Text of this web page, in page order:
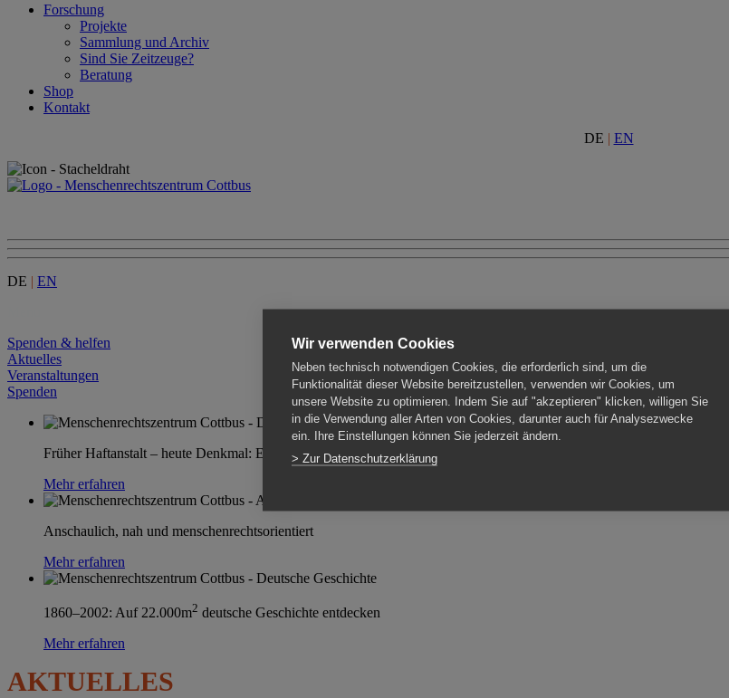
Forschung
Projekte
Sammlung und Archiv
Sind Sie Zeitzeuge?
Beratung
Shop
Kontakt
DE | EN
DE | EN
Spenden & helfen
Aktuelles
Veranstaltungen
Spenden
Früher Haftanstalt – heute Denkmal: Einen Ort im Wandel erleben
Mehr erfahren
Anschaulich, nah und menschenrechtsorientiert
Mehr erfahren
1860–2002: Auf 22.000m2 deutsche Geschichte entdecken
Mehr erfahren
AKTUELLES
Wir verwenden Cookies
Neben technisch notwendigen Cookies, die erforderlich sind, um die
Funktionalität dieser Website bereitzustellen, verwenden wir Cookies, um
unsere Website zu optimieren. Indem Sie auf "akzeptieren" klicken, willigen Sie
in die Verwendung aller Arten von Cookies, darunter auch für Analysezwecke
ein. Ihre Einstellungen können Sie jederzeit ändern.
> Zur Datenschutzerklärung